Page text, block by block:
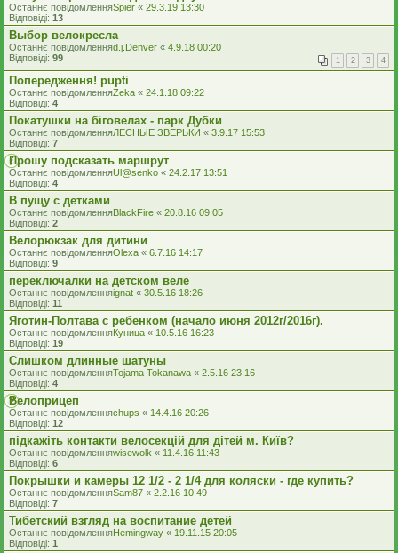
Останнє повідомленняSpier « 29.3.19 13:30
Відповіді: 13
Выбор велокресла
Останнє повідомленняd.j.Denver « 4.9.18 00:20
Відповіді: 99 1 2 3 4
Попередження! pupti
Останнє повідомленняZeka « 24.1.18 09:22
Відповіді: 4
Покатушки на біговелах - парк Дубки
Останнє повідомленняЛЕСНЫЕ ЗВЕРЬКИ « 3.9.17 15:53
Відповіді: 7
Прошу подсказать маршрут
Останнє повідомленняUl@senko « 24.2.17 13:51
Відповіді: 4
В пущу с детками
Останнє повідомленняBlackFire « 20.8.16 09:05
Відповіді: 2
Велорюкзак для дитини
Останнє повідомленняOlexa « 6.7.16 14:17
Відповіді: 9
переключалки на детском веле
Останнє повідомленняignat « 30.5.16 18:26
Відповіді: 11
Яготин-Полтава с ребенком (начало июня 2012г/2016г).
Останнє повідомленняКуница « 10.5.16 16:23
Відповіді: 19
Слишком длинные шатуны
Останнє повідомленняTojama Tokanawa « 2.5.16 23:16
Відповіді: 4
Велоприцеп
Останнє повідомленняchups « 14.4.16 20:26
Відповіді: 12
підкажіть контакти велосекцій для дітей м. Київ?
Останнє повідомленняwisewolk « 11.4.16 11:43
Відповіді: 6
Покрышки и камеры 12 1/2 - 2 1/4 для коляски - где купить?
Останнє повідомленняSam87 « 2.2.16 10:49
Відповіді: 7
Тибетский взгляд на воспитание детей
Останнє повідомленняHemingway « 19.11.15 20:05
Відповіді: 1